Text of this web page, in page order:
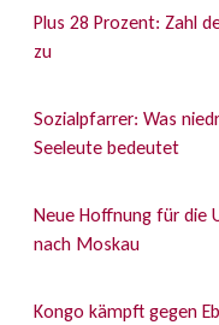
Plus 28 Prozent: Zahl
zu
Sozialpfarrer: Was
Seeleute bedeutet
Neue Hoffnung für die
nach Moskau
Kongo kämpft gegen